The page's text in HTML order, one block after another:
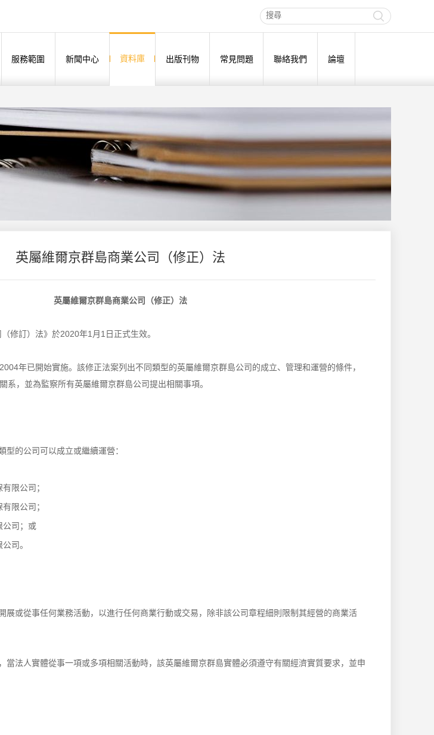
服務範圍 新聞中心 資料庫 出版刊物 常見問題 聯絡我們 論壇
英屬維爾京群島商業公司（修正）法
英屬維爾京群島商業公司（修正）法
修訂）法》於2020年1月1日正式生效。
年已開始實施。該修正法案列出不同類型的英屬維爾京群島公司的成立、管理和運營的條件，
系，並為監察所有英屬維爾京群島公司提出相關事項。
型的公司可以成立或繼續運營：
限公司；
限公司；
公司；或
司。
展或從事任何業務活動，以進行任何商業行動或交易，除非該公司章程細則限制其經營的商業活
當法人實體從事一項或多項相關活動時，該英屬維爾京群島實體必須遵守有關經濟實質要求，並申